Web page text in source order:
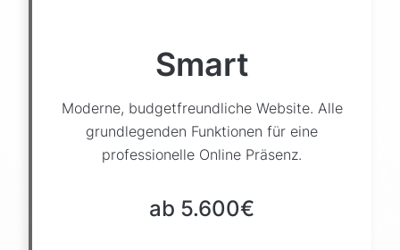
Smart
Moderne, budgetfreundliche Website. Alle
grundlegenden Funktionen für eine
professionelle Online Präsenz.
ab 5.600€